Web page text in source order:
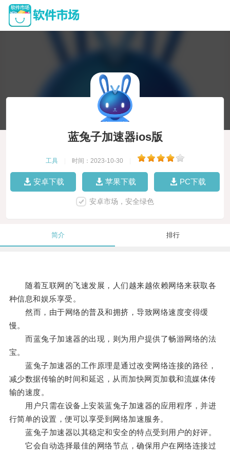
蓝兔子加速器ios版
工具 时间：2023-10-30
安卓下载 苹果下载 PC下载
安卓市场，安全绿色
简介 排行
随着互联网的飞速发展，人们越来越依赖网络来获取各
种信息和娱乐享受。
然而，由于网络的普及和拥挤，导致网络速度变得缓
慢。
而蓝兔子加速器的出现，则为用户提供了畅游网络的法
宝。
蓝兔子加速器的工作原理是通过改变网络连接的路径，
减少数据传输的时间和延迟，从而加快网页加载和流媒体传
输的速度。
用户只需在设备上安装蓝兔子加速器的应用程序，并进
行简单的设置，便可以享受到网络加速服务。
蓝兔子加速器以其稳定和安全的特点受到用户的好评。
它会自动选择最佳的网络节点，确保用户在网络连接过